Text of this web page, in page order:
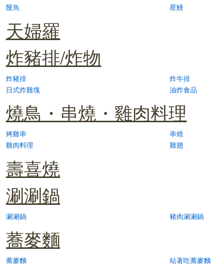
饅魚 星鰻
天婦羅
炸豬排/炸物
炸豬排
炸牛排
日式炸雞塊
油炸食品
燒鳥・串燒・雞肉料理
烤雞串
串燒
雞肉料理
雞翅
壽喜燒
涮涮鍋
涮涮鍋 豬肉涮涮鍋
蕎麥麵
蕎麥麵 站著吃蕎麥麵